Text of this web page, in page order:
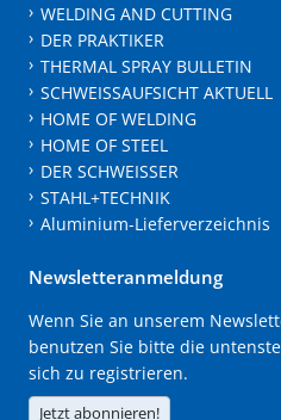
WELDING AND CUTTING
DER PRAKTIKER
THERMAL SPRAY BULLETIN
SCHWEISSAUFSICHT AKTUELL
HOME OF WELDING
HOME OF STEEL
DER SCHWEISSER
STAHL+TECHNIK
Aluminium-Lieferverzeichnis
Newsletteranmeldung
Wenn Sie an unserem
benutzen Sie bitte die
sich zu registrieren.
Jetzt abonnieren!